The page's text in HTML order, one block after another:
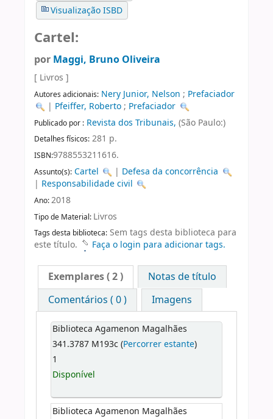
Visualização ISBD
Cartel:
por Maggi, Bruno Oliveira
[ Livros ]
Autores adicionais: Nery Junior, Nelson ; Prefaciador
| Pfeiffer, Roberto; Prefaciador
Publicado por : Revista dos Tribunais, (São Paulo:)
Detalhes físicos: 281 p.
ISBN:9788553211616.
Assunto(s): Cartel | Defesa da concorrência
| Responsabilidade civil
Ano:2018
Tipo de Material: Livros
Tags desta biblioteca: Sem tags desta biblioteca para
este título.
Faça o login para adicionar tags.
Exemplares( 2 )
Notas de título
Comentários ( 0 )
Imagens
Biblioteca Agamenon Magalhães
341.3787 M193c (Percorrer estante)
1
Disponível
Biblioteca Agamenon Magalhães